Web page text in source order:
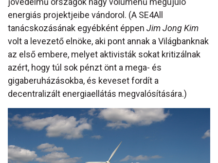
energiás projektjeibe vándorol. (A SE4All
tanácskozásának egyébként éppen Jim Jong Kim
volt a levezető elnöke, aki pont annak a Világbanknak
az első embere, melyet aktivisták sokat kritizálnak
azért, hogy túl sok pénzt önt a mega- és
gigaberuházásokba, és keveset fordít a
decentralizált energiaellátás megvalósítására.)